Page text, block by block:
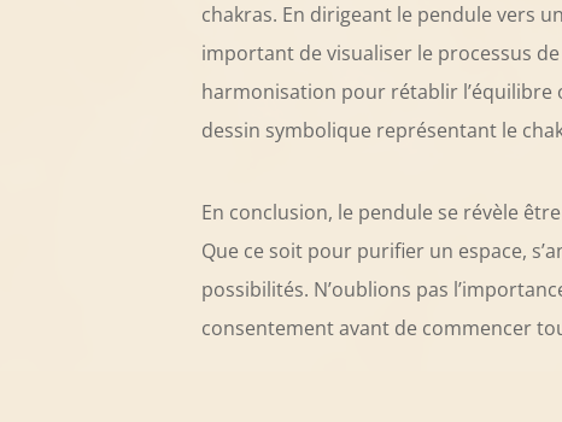
chakras. En dirigeant le pendule vers
important de visualiser le processus
harmonisation pour rétablir
dessin symbolique représentant le
En conclusion, le pendule se révèle
Que ce soit pour purifier un espace,
possibilités. N’oublions pas
consentement avant de commencer